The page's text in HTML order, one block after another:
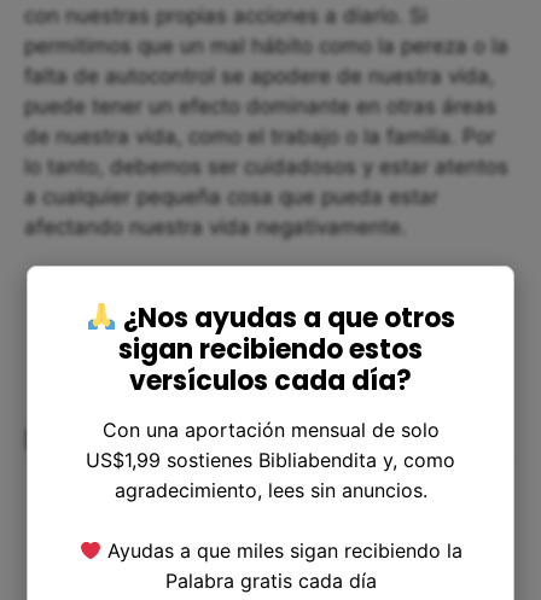
con nuestras propias acciones a diario. Si
permitimos que un mal hábito como la pereza o la
falta de autocontrol se apodere de nuestra vida,
puede tener un efecto dominante en otras áreas
de nuestra vida, como el trabajo o la familia. Por
lo tanto, debemos ser cuidadosos y estar atentos
a cualquier pequeña cosa que pueda estar
afectando nuestra vida negativamente.
Dudas y reflexiones
¿Nos ayudas a que otros
sigan recibiendo estos
versículos cada día?
Con una aportación mensual de solo
US$1,99 sostienes Bibliabendita y, como
agradecimiento, lees sin anuncios.
Ayudas a que miles sigan recibiendo la
Palabra gratis cada día